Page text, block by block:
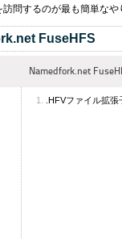
問するのが最も簡単なや
FuseHFS
Namedfork.net
.HFVファイル拡張